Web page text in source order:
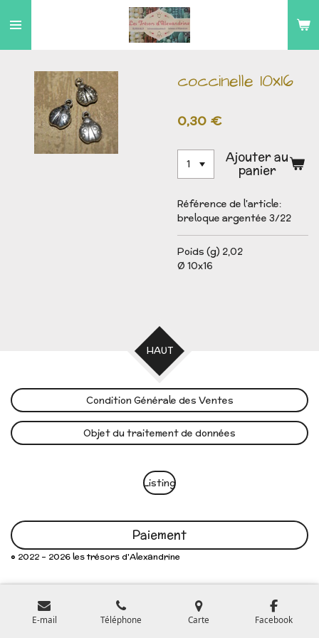
au
coccinelle 10x16
0,30 €
Ajouter au
panier
Référence de l'article:
breloque argentée 3/22
Poids (g) 2,02
Ø 10x16
HAUT
Condition Générale des Ventes
Objet du traitement de données
Listing
Paiement
© 2022 - 2026 les trésors d'Alexandrine
E-mail Téléphone Carte Facebook